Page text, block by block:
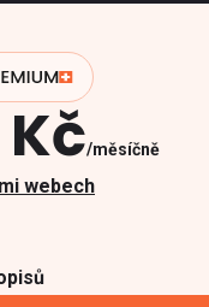
měsíčně
webech